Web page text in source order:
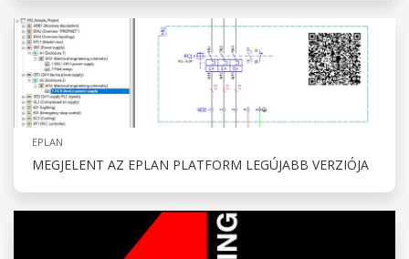
EPLAN
MEGJELENT AZ EPLAN PLATFORM LEGÚJABB VERZIÓJA